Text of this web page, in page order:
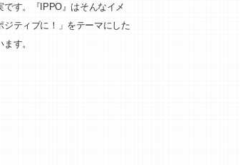
す。『IPPO』はそんなイメ
ティブに！」をテーマにした
す。